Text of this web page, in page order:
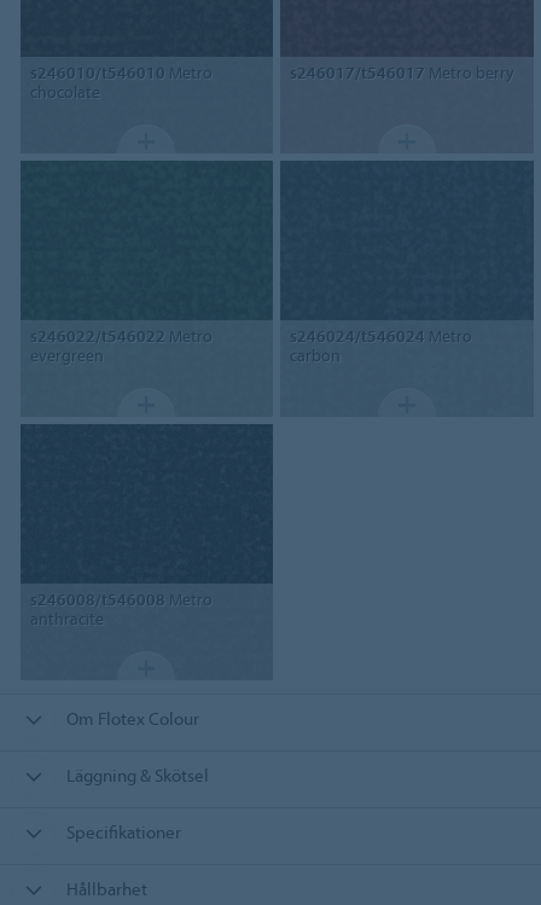
s246010/t546010 Metro
chocolate
s246017/t546017 Metro berry
s246022/t546022 Metro
evergreen
s246024/t546024 Metro
carbon
s246008/t546008 Metro
anthracite
Om Flotex Colour
Läggning & Skötsel
Specifikationer
Hållbarhet